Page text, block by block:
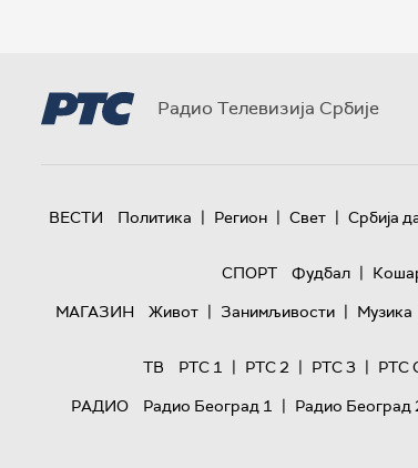
Радио Телевизија Србије
ВЕСТИ Политика | Регион | Свет | Србија
СПОРТ
Фудбал |
МАГАЗИН
Живот | Занимљивости | Музика
ТВ
РТС 1 | РТС 2 | РТС 3 | РТС
РАДИО
Радио Београд 1 | Радио Београд